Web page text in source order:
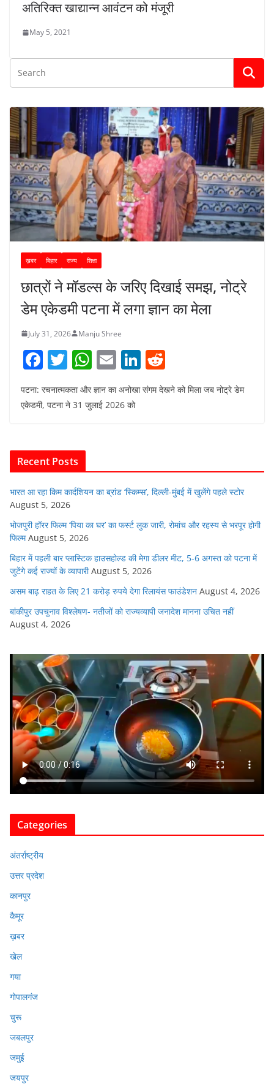
अतिरिक्त खाद्यान्न आवंटन को मंजूरी
May 5, 2021
ख़बर बिहार राज्य शिक्षा
छात्रों ने मॉडल्स के जरिए दिखाई समझ, नोट्रे
डेम एकेडमी पटना में लगा ज्ञान का मेला
July 31, 2026 Manju Shree
F
c
o
o
k
T
itt
W
at
p
E
m
ai
Li
n
k
e
d
पटना: रचनात्मकता और ज्ञान का अनोखा संगम देखने को मिला जब नोट्रे डेम
एकेडमी, पटना ने 31 जुलाई 2026 को
Recent Posts
भारत आ रहा किम कार्दशियन का ब्रांड ‘स्किम्स’, दिल्ली-मुंबई में खुलेंगे पहले स्टोर
August 5, 2026
भोजपुरी हॉरर फिल्म ‘पिया का घर’ का फर्स्ट लुक जारी, रोमांच और रहस्य से भरपूर होगी
फिल्म August 5, 2026
बिहार में पहली बार प्लास्टिक हाउसहोल्ड की मेगा डीलर मीट, 5-6 अगस्त को पटना में
जुटेंगे कई राज्यों के व्यापारी August 5, 2026
असम बाढ़ राहत के लिए 21 करोड़ रुपये देगा रिलायंस फाउंडेशन August 4, 2026
बांकीपुर उपचुनाव विश्लेषण- नतीजों को राज्यव्यापी जनादेश मानना उचित नहीं
August 4, 2026
Categories
अंतर्राष्ट्रीय
उत्तर प्रदेश
कानपुर
कैमूर
ख़बर
खेल
गया
गोपालगंज
चुरू
जबलपुर
जमुई
जयपुर